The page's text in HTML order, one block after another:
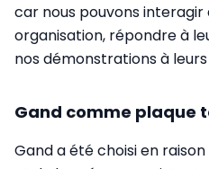
car nous pouvons
organisation, répondre à
nos démonstrations à
Gand comme plaque
Gand a été choisi en